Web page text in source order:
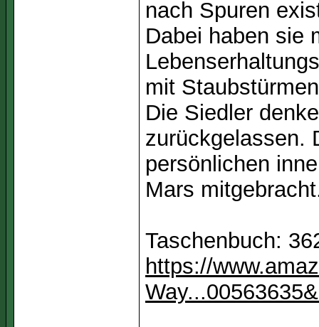
nach Spuren
Dabei haben sie
mit
Die Siedler
zurückgelassen.
persönlichen
Mars
Taschenbuch:
https://